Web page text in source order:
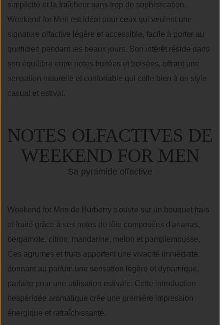
simplicité et la fraîcheur sans trop de sophistication.
Weekend for Men est idéal pour ceux qui veulent une
signature olfactive légère et accessible, facile à porter au
quotidien pendant les beaux jours. Son intérêt réside dans
son équilibre entre notes fruitées et boisées, offrant une
sensation naturelle et confortable qui colle bien à un style
casual et estival.
NOTES OLFACTIVES DE
WEEKEND FOR MEN
Sa pyramide olfactive
Weekend for Men de Burberry s'ouvre sur un bouquet frais
et fruité grâce à ses notes de tête composées d'ananas,
bergamote, citron, mandarine, melon et pamplemousse.
Ces agrumes et fruits apportent une vivacité immédiate,
donnant au parfum une sensation légère et dynamique,
parfaite pour une utilisation estivale. Cette introduction
hespéridée aromatique crée une première impression
énergique et rafraîchissante.